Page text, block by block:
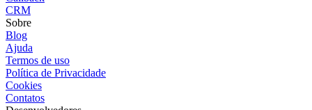
CRM
Sobre
Blog
Ajuda
Termos de uso
Política de Privacidade
Cookies
Contatos